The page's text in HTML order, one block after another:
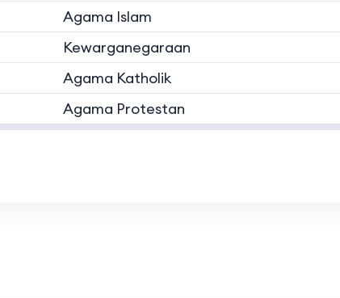
Agama Islam
Kewarganegaraan
Agama Katholik
Agama Protestan